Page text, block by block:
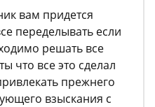
вам придется
переделывать если
решать все
что все это сделал
прежнего
взыскания с